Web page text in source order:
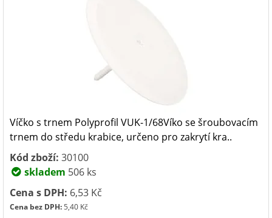
Víčko s trnem Polyprofil VUK-1/68Víko se šroubovacím
trnem do středu krabice, určeno pro zakrytí kra..
Kód zboží: 30100
skladem 506 ks
Cena s DPH: 6,53 Kč
Cena bez DPH:5,40 Kč